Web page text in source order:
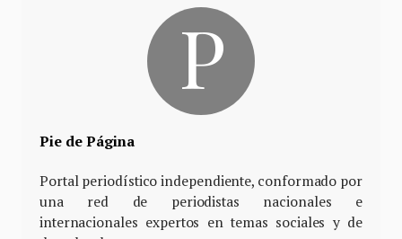
Pie de Página
Portal periodístico independiente, conformado por
una red de periodistas nacionales e
internacionales expertos en temas sociales y de